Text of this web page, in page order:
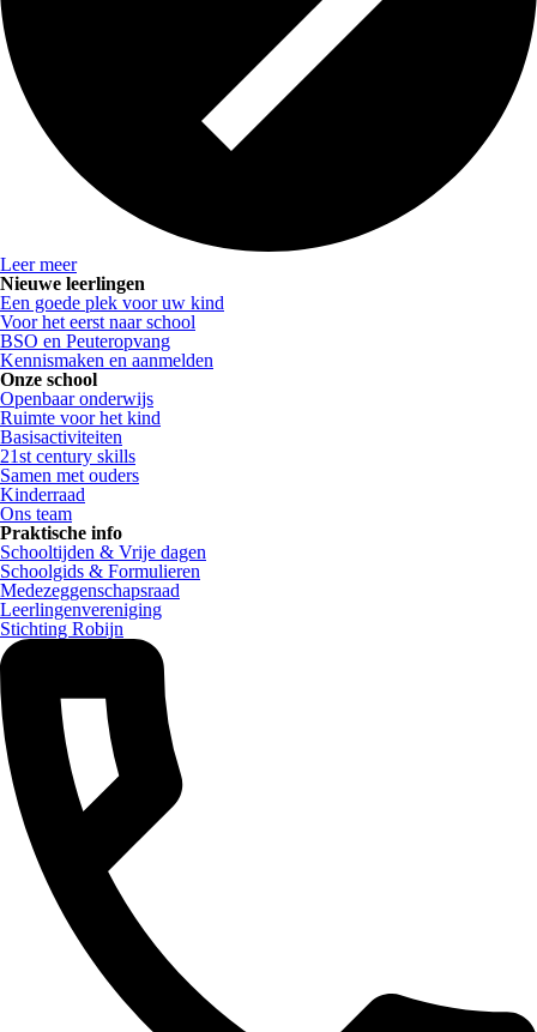
Leer meer
Nieuwe leerlingen
Een goede plek voor uw kind
Voor het eerst naar school
BSO en Peuteropvang
Kennismaken en aanmelden
Onze school
Openbaar onderwijs
Ruimte voor het kind
Basisactiviteiten
21st century skills
Samen met ouders
Kinderraad
Ons team
Praktische info
Schooltijden & Vrije dagen
Schoolgids & Formulieren
Medezeggenschapsraad
Leerlingenvereniging
Stichting Robijn